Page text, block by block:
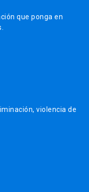
que ponga en
violencia de